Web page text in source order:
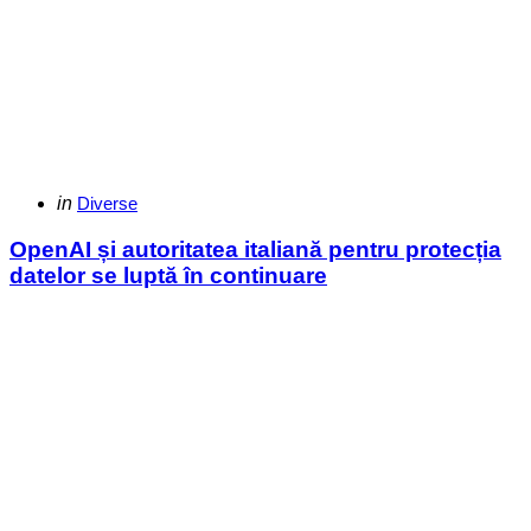
Categories
Posted
in Diverse
OpenAI și autoritatea italiană pentru protecția
datelor se luptă în continuare